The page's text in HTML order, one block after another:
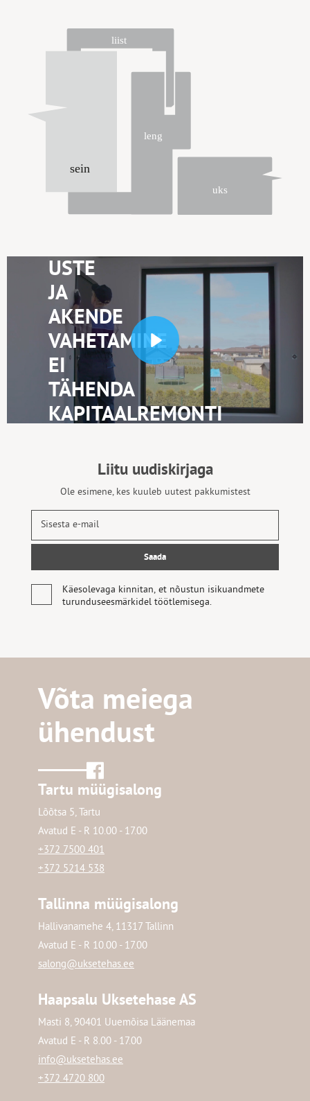
Play
USTE
JA
AKENDE
VAHETAMINE
EI
TÄHENDA
KAPITAALREMONTI
Liitu uudiskirjaga
Ole esimene, kes kuuleb uutest pakkumistest
Käesolevaga kinnitan, et nõustun isikuandmete
turunduseesmärkidel töötlemisega.
Võta meiega
ühendust
Tartu müügisalong
Lõõtsa 5, Tartu
Avatud E - R 10.00 - 17.00
+372 7500 401
+372 5214 538
Tallinna müügisalong
Hallivanamehe 4, 11317 Tallinn
Avatud E - R 10.00 - 17.00
salong@uksetehas.ee
Haapsalu Uksetehase AS
Masti 8, 90401 Uuemõisa Läänemaa
Avatud E - R 8.00 - 17.00
info@uksetehas.ee
+372 4720 800